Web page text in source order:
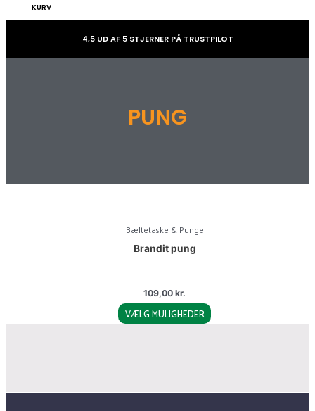
KURV
4,5 UD AF 5 STJERNER PÅ TRUSTPILOT
PUNG
Bæltetaske & Punge
Brandit pung
109,00 kr.
VÆLG MULIGHEDER may
product